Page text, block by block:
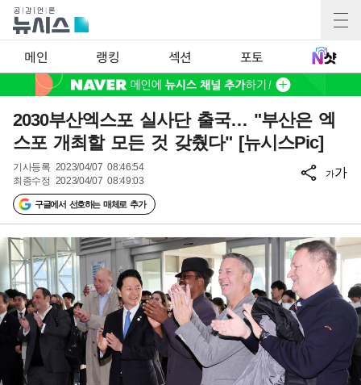
메인 랭킹 섹션 포토
2030부산엑스포 실사단 출국… "부산은 엑
스포 개최할 모든 것 갖췄다" [뉴시스Pic]
기사등록 2023/04/07 08:46:54
최종수정 2023/04/07 08:49:03
구글에서 선호하는 매체로 추가
가가